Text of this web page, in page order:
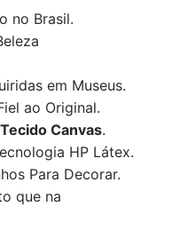
no Brasil.
em Museus.
ao Original.
Tecido Canvas.
HP Látex.
Para Decorar.
que na